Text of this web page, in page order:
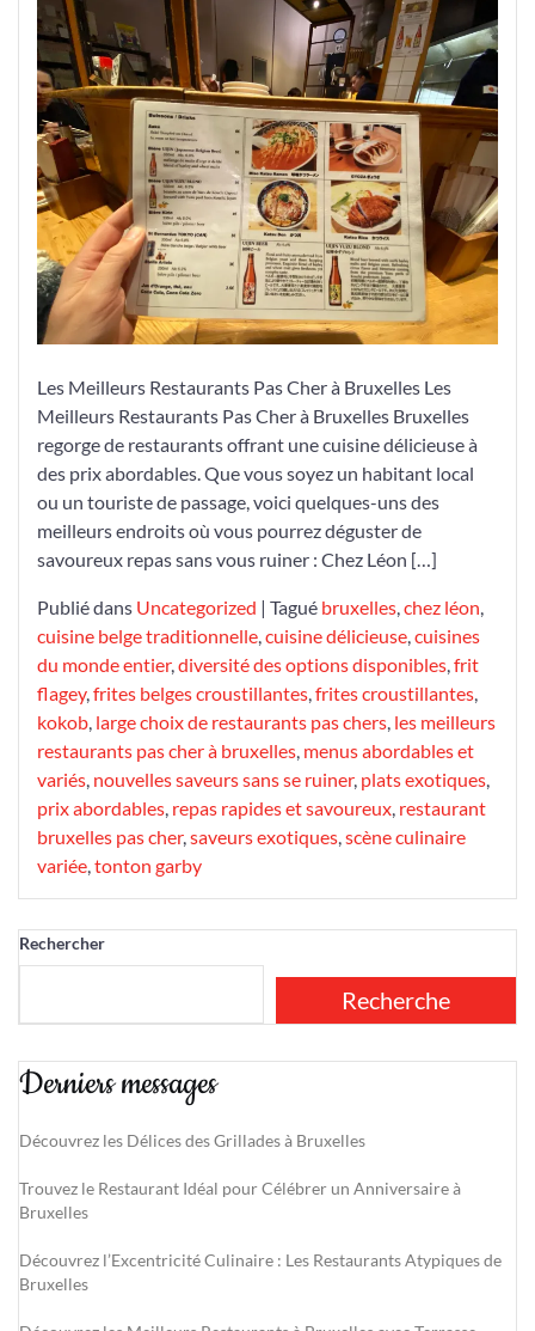
Adresses
de
Restaurant
Pas
Cher
à
Bruxelles
Les Meilleurs Restaurants Pas Cher à Bruxelles Les
Meilleurs Restaurants Pas Cher à Bruxelles Bruxelles
regorge de restaurants offrant une cuisine délicieuse à
des prix abordables. Que vous soyez un habitant local
ou un touriste de passage, voici quelques-uns des
meilleurs endroits où vous pourrez déguster de
savoureux repas sans vous ruiner : Chez Léon […]
Publié dans Uncategorized | Tagué bruxelles chez léon
cuisine belge traditionnelle cuisine délicieuse cuisines
du monde entier, diversité des options disponibles frit
flagey, frites belges croustillantes frites croustillantes
kokob large choix de restaurants pas chers les meilleurs
restaurants pas cher à bruxelles menus abordables et
variés nouvelles saveurs sans se ruiner, plats exotiques
prix abordables repas rapides et savoureux restaurant
bruxelles pas cher, saveurs exotiques scène culinaire
variée tonton garby
Rechercher
Recherche
Derniers messages
Découvrez les Délices des Grillades à Bruxelles
Trouvez le Restaurant Idéal pour Célébrer un Anniversaire à
Bruxelles
Découvrez l’Excentricité Culinaire : Les Restaurants Atypiques de
Bruxelles